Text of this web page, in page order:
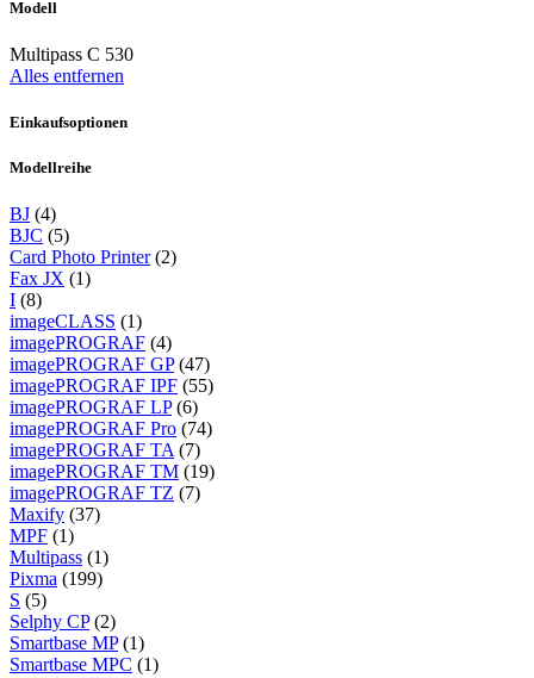
Modell
Multipass C 530
Alles entfernen
Einkaufsoptionen
Modellreihe
BJ (4)
BJC (5)
Card Photo Printer(2)
Fax JX (1)
I (8)
imageCLASS (1)
imagePROGRAF (4)
imagePROGRAF GP(47)
imagePROGRAF IPF (55)
imagePROGRAF LP(6)
imagePROGRAF Pro (74)
imagePROGRAF TA (7)
imagePROGRAF TM (19)
imagePROGRAF TZ (7)
Maxify (37)
MPF (1)
Multipass (1)
Pixma (199)
S (5)
Selphy CP(2)
Smartbase MP(1)
Smartbase MPC (1)